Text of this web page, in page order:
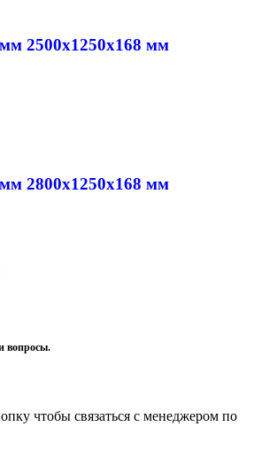
2500x1250x168 мм
2800x1250x168 мм
вопросы.
чтобы связаться с менеджером по